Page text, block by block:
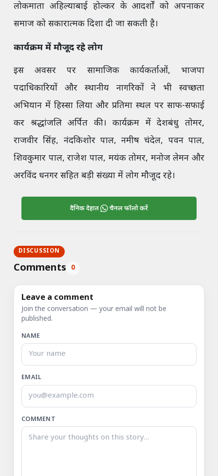
लोकमाता अहिल्याबाई होल्कर के आदर्शों को अपनाकर
समाज को सकारात्मक दिशा दी जा सकती है।
कार्यक्रम में मौजूद रहे लोग
इस अवसर पर सामाजिक कार्यकर्ताओं, भाजपा
पदाधिकारियों और स्थानीय नागरिकों ने भी स्वच्छता
अभियान में हिस्सा लिया और प्रतिमा स्थल पर साफ-सफाई
कर श्रद्धांजलि अर्पित की। कार्यक्रम में देशबंधु तोमर,
राजवीर सिंह, नंदकिशोर पाल, नमीष चंदेल, पवन पाल,
शिवकुमार पाल, राजेश पाल, मयंक तोमर, मनोज लेमन और
अरविंद धनगर सहित बड़ी संख्या में लोग मौजूद रहे।
दैनिक देहात चैनल फॉलो करें
DISCUSSION
Comments 0
Leave a comment
Join the conversation — your email will not be
published.
NAME
EMAIL
COMMENT